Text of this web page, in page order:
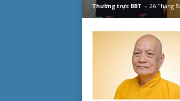
Thường trực BBT - 26 Tháng